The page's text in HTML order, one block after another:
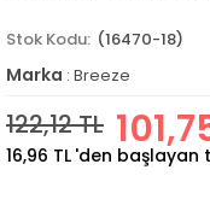
(16470-18)
Marka : Breeze
122,12 TL
16,96 TL 'den başlayan